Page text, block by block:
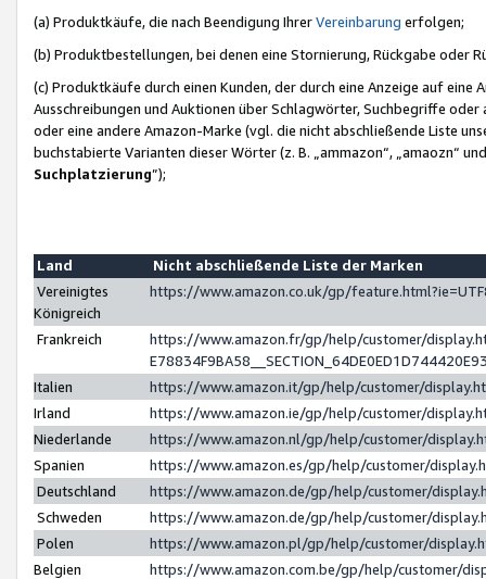
(a) Produktkäufe, die nach Beendigung IhrerVereinbarung erfolgen;
(b) Produktbestellungen, bei denen eine Stornierung, Rückgabe oder
(c) Produktkäufe durch einen Kunden, der durch eine Anzeige auf
Ausschreibungen und Auktionen über Schlagwörter, Suchbegriffe
oder eine andere Amazon-Marke (vgl. die nicht abschließende Liste
buchstabierte Varianten dieser Wörter (z. B. „ammazon“, „amaozn“
Suchplatzierung”);
Land
Nicht abschließende Liste der Marken
Vereinigtes
Königreich
https://www.amazon.co.uk/gp/
Frankreich
https://www.amazon.fr/gp/help/customer/
Italien
https://www.amazon.it/gp/help/customer/
Irland
https://www.amazon.ie/gp/help/customer/
Niederlande
https://www.amazon.nl/gp/help/customer/
Spanien
https://www.amazon.es/gp/help/customer/
Deutschland
https://www.amazon.de/gp/help/customer/
Schweden
https://www.amazon.de/gp/help/customer/
Polen
https://www.amazon.pl/gp/help/customer/
Belgien
https://www.amazon.com.be/gp/help/customer/